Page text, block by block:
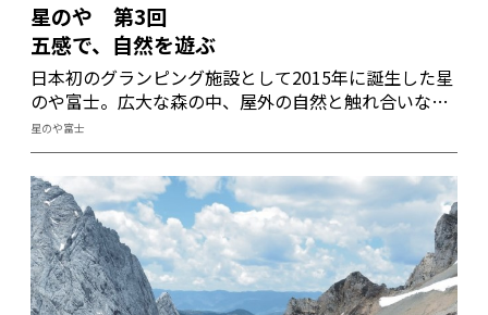
星のや 第3回
五感で、自然を遊ぶ
日本初のグランピング施設として2015年に誕生した星
のや富士。広大な森の中、屋外の自然と触れ合いなが
らの快適なステイが、ラグジュアリーの価値を拡張し
てくれる。アカマツの森の中にしつらえられたアウト
ドアダイニングで、土地のダイナミズムが集約された
「ジビエディナー」を味わおう。
星のや富士